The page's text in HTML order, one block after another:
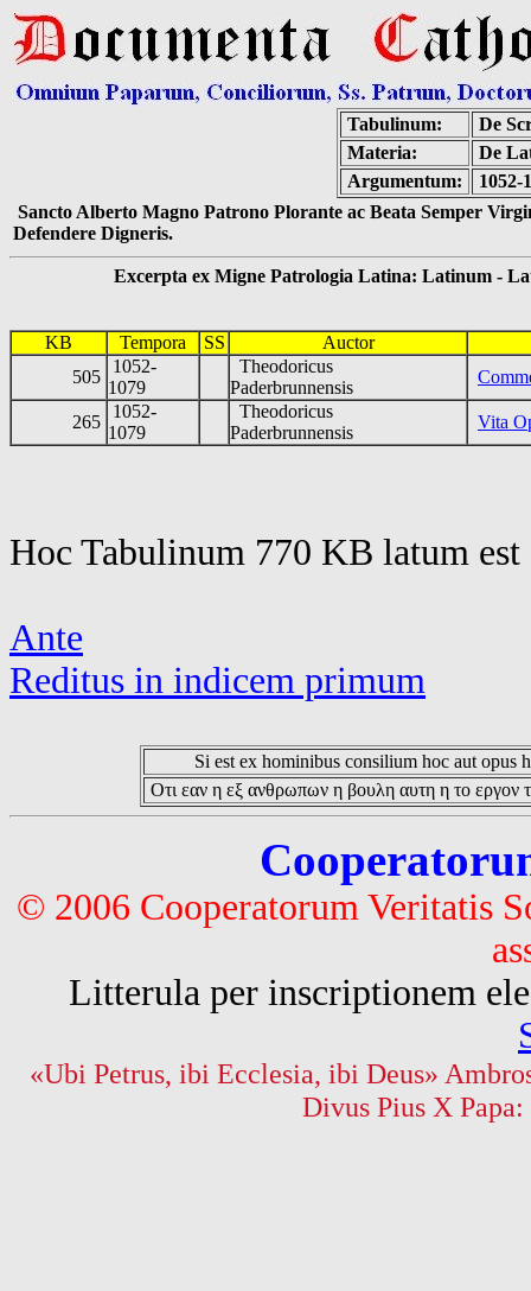
Tabulinum:
De
Materia:
De
Argumentum:
1052-
Sancto Alberto Magno Patrono Plorante ac Beata Semper
Defendere Digneris.
Excerpta ex Migne Patrologia Latina: Latinum -
KB Tempora SS
Auctor
505
1052-
1079
Theodoricus
Paderbrunnensis
265
1052-
1079
Theodoricus
Paderbrunnensis
Vita
Hoc Tabulinum 770 KB latum
Ante
Reditus in indicem primum
Si est ex hominibus consilium hoc aut opus
Οτι εαν η εξ ανθρωπων η βουλη αυτη η το εργον
© 2006 Cooperatorum Veritatis
Litterula per inscriptionem
«Ubi Petrus, ibi Ecclesia, ibi Deus»
Divus Pius X Papa: